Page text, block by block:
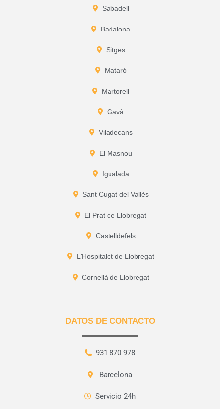
Sabadell
Badalona
Sitges
Mataró
Martorell
Gavà
Viladecans
El Masnou
Igualada
Sant Cugat del Vallès
El Prat de Llobregat
Castelldefels
L'Hospitalet de Llobregat
Cornellà de Llobregat
DATOS DE CONTACTO
931 870 978
Barcelona
Servicio 24h